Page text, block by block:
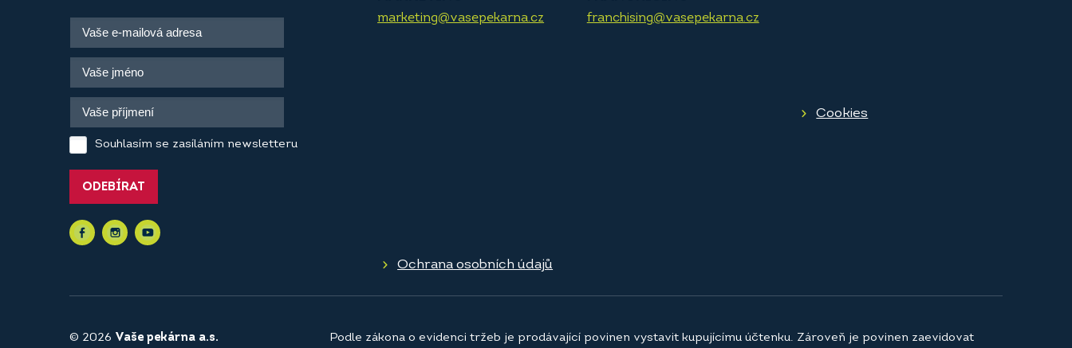
Souhlasím se zasíláním newsletteru
ODEBÍRAT
marketing@vasepekarna.cz franchising@vasepekarna.cz
Cookies
Ochrana osobních údajů
© 2026 Vaše pekárna a.s. Podle zákona o evidenci tržeb je prodávající povinen vystavit kupujícímu účtenku. Zároveň je povinen zaevidovat